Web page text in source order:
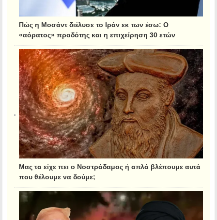
Πώς η Μοσάντ διέλυσε το Ιράν εκ των έσω: Ο
«αόρατος» προδότης και η επιχείρηση 30 ετών
Μας τα είχε πει ο Νοστράδαμος ή απλά βλέπουμε αυτά
που θέλουμε να δούμε;